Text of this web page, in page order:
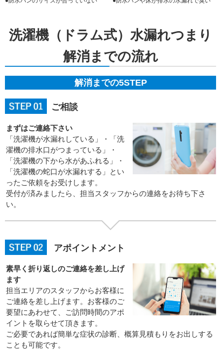
洗濯機（ドラム式）水漏れつまり
解消までの流れ
解消までの5STEP
ご相談
まずはご連絡下さい
「洗濯機が水漏れしている」・「洗
濯機の排水口がつまっている」・
「洗濯機の下から水があふれる」・
「洗濯機の蛇口が水漏れする」とい
ったご依頼をお受けします。
受付が済みましたら、担当スタッフからの連絡をお待ち下さ
い。
アポイントメント
素早く折り返しのご連絡を差し上げ
ます
担当エリアのスタッフからお客様に
ご連絡を差し上げます。お客様のご
要望にあわせて、ご訪問時間のアポ
イントを取らせて頂きます。
ご必要であれば簡単な症状の診断、概算見積もりをお出しする
ことも可能です。